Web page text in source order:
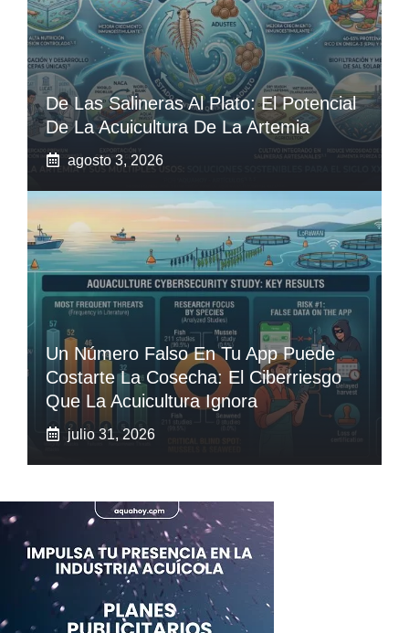
De Las Salineras Al Plato: El Potencial
De La Acuicultura De La Artemia
agosto 3, 2026
Un Número Falso En Tu App Puede
Costarte La Cosecha: El Ciberriesgo
Que La Acuicultura Ignora
julio 31, 2026